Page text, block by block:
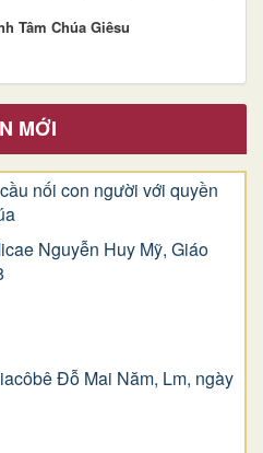
Tâm Chúa Giêsu
MỚI
nối con người với quyền
Nguyễn Huy Mỹ, Giáo
Ðỗ Mai Năm, Lm, ngày